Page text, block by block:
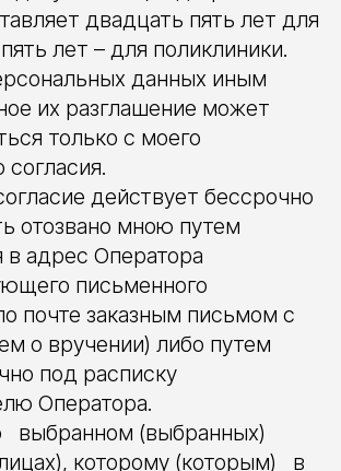
двадцать пять лет для
лет – для поликлиники.
данных иным
их разглашение может
только с моего
согласия.
действует бессрочно
отозвано мною путем
в адрес Оператора
письменного
почте заказным письмом с
о вручении) либо путем
под расписку
Оператора.
(выбранных)
которому (которым) в